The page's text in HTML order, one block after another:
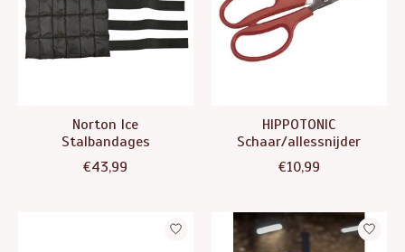
Norton Ice
Stalbandages
€43,99
HIPPOTONIC
Schaar/allessnijder
€10,99